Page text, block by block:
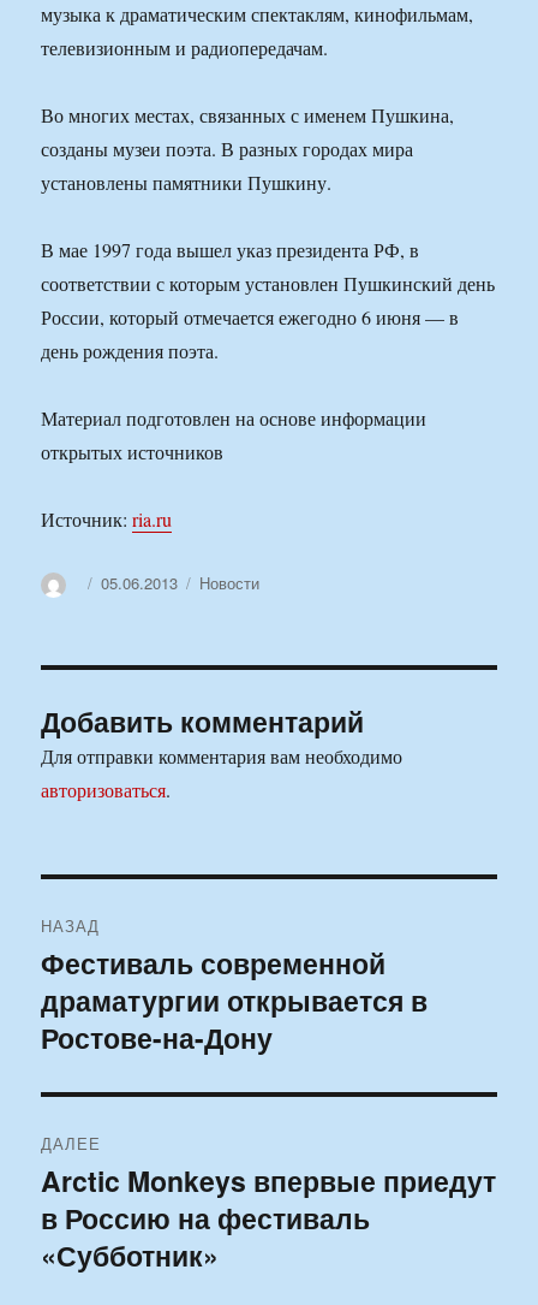
музыка к драматическим спектаклям, кинофильмам,
телевизионным и радиопередачам.
Во многих местах, связанных с именем Пушкина,
созданы музеи поэта. В разных городах мира
установлены памятники Пушкину.
В мае 1997 года вышел указ президента РФ, в
соответствии с которым установлен Пушкинский день
России, который отмечается ежегодно 6 июня — в
день рождения поэта.
Материал подготовлен на основе информации
открытых источников
Источник:ria.ru
АвторОпубликовано
05.06.2013 Рубрики
Новости
Добавить комментарий
Для отправки комментария вам необходимо
авторизоваться.
по
записям
НАЗАД
Предыдущая
запись:
Фестиваль современной
драматургии открывается в
Ростове-на-Дону
ДАЛЕЕ
Следующая
запись:
Arctic Monkeys впервые приедут
в Россию на фестиваль
«Субботник»